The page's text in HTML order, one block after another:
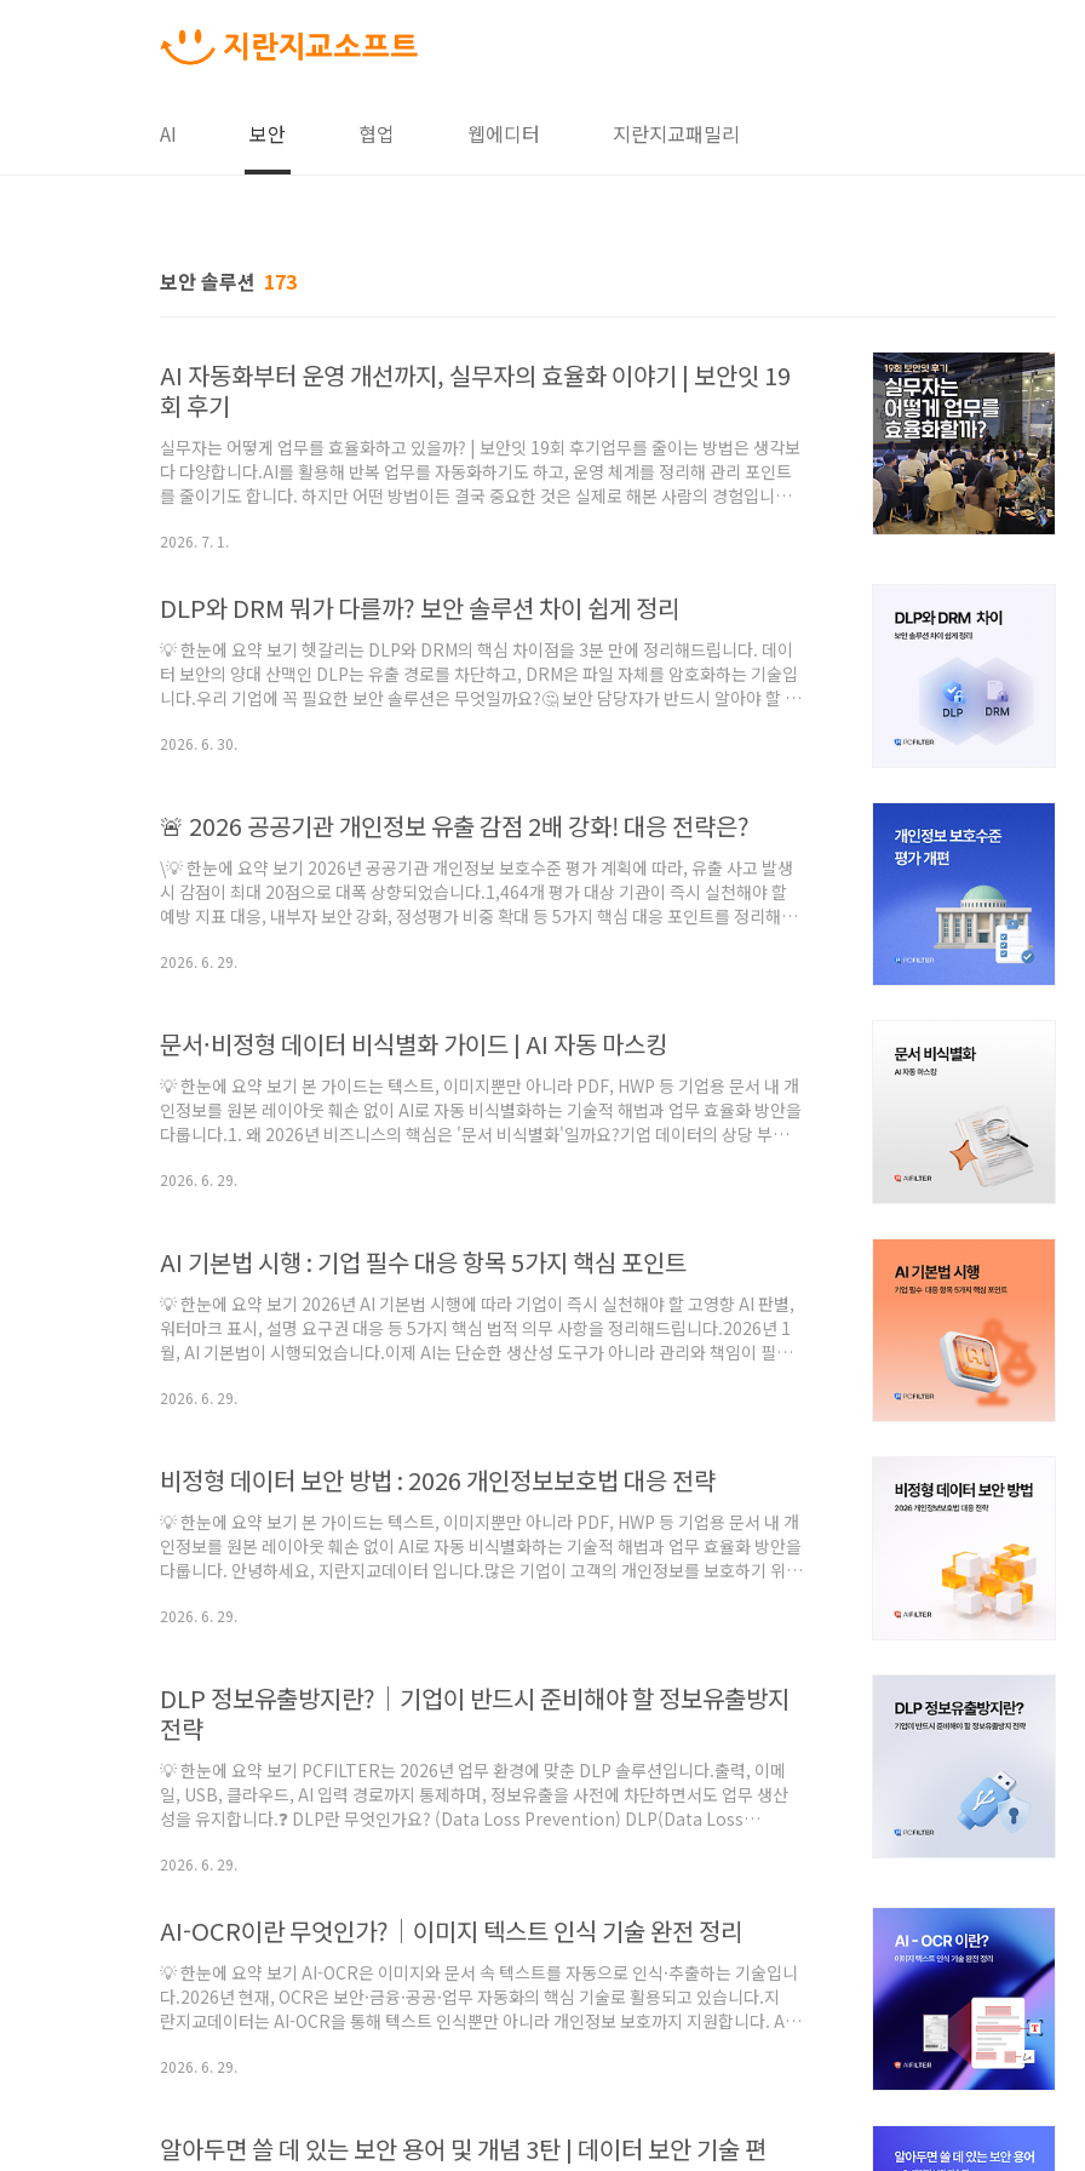
AI 보안 협업 웹에디터 지란지교패밀리
보안 솔루션 173
AI 자동화부터 운영 개선까지, 실무자의 효율화 이야기 | 보안잇 19
회 후기
실무자는 어떻게 업무를 효율화하고 있을까? | 보안잇 19회 후기업무를 줄이는 방법은 생각보
다 다양합니다.AI를 활용해 반복 업무를 자동화하기도 하고, 운영 체계를 정리해 관리 포인트
를 줄이기도 합니다. 하지만 어떤 방법이든 결국 중요한 것은 실제로 해본 사람의 경험입니다.
민과 시행착오를 나누고,서로의 경험을 통해 새로운 아이디어를 얻는 자리입니다. 이번 19회
을 함께 나눴습니다.반복 업무를 줄이기 위한 다양한 시도이번 모임에서는 AI를 활용해 반복
업무를 줄인 사례부터운영 체계를 표준화하며 효율을 높인 경험까지 다양한 이야기..
2026. 7. 1.
DLP와 DRM 뭐가 다를까? 보안 솔루션 차이 쉽게 정리
💡 한눈에 요약 보기 헷갈리는 DLP와 DRM의 핵심 차이점을 3분 만에 정리해드립니다. 데이
터 보안의 양대 산맥인 DLP는 유출 경로를 차단하고, DRM은 파일 자체를 암호화하는 기술입
니다.우리 기업에 꼭 필요한 보안 솔루션은 무엇일까요?🤔 보안 담당자가 반드시 알아야 할 핵
듣게 됩니다.“DLP랑 DRM이랑 뭐가 다른가요?”두 솔루션은 모두 데이터를 보호하는 보안 기
😉⠀⠀🔍 DLP란 무엇인가요?✔ DLP (Data Los..
2026. 6. 30.
🚨 2026 공공기관 개인정보 유출 감점 2배 강화! 대응 전략은?
\💡 한눈에 요약 보기 2026년 공공기관 개인정보 보호수준 평가 계획에 따라, 유출 사고 발생
시 감점이 최대 20점으로 대폭 상향되었습니다.1,464개 평가 대상 기관이 즉시 실천해야 할
예방 지표 대응, 내부자 보안 강화, 정성평가 비중 확대 등 5가지 핵심 대응 포인트를 정리해드
보보호위원회가 공공부문의 실질적인 보안 역량을 높이기 위한 새로운 평가 계획을 확정했습
를 적용하는 것이 이번 개편의 핵심입니다.이에 대응..
2026. 6. 29.
문서·비정형 데이터 비식별화 가이드 | AI 자동 마스킹
💡 한눈에 요약 보기 본 가이드는 텍스트, 이미지뿐만 아니라 PDF, HWP 등 기업용 문서 내 개
인정보를 원본 레이아웃 훼손 없이 AI로 자동 비식별화하는 기술적 해법과 업무 효율화 방안을
다룹니다.1. 왜 2026년 비즈니스의 핵심은 '문서 비식별화'일까요?기업 데이터의 상당 부분
주민번호가 혼재되어 있어 수작업으로는 완벽한 보안이 불가능합니다.⠀🛠️문서 비식별화의 3
유지되어야 합니다.③ 대량 처리 - ..
2026. 6. 29.
AI 기본법 시행 : 기업 필수 대응 항목 5가지 핵심 포인트
💡 한눈에 요약 보기 2026년 AI 기본법 시행에 따라 기업이 즉시 실천해야 할 고영향 AI 판별,
워터마크 표시, 설명 요구권 대응 등 5가지 핵심 법적 의무 사항을 정리해드립니다.2026년 1
월, AI 기본법이 시행되었습니다.이제 AI는 단순한 생산성 도구가 아니라 관리와 책임이 필요
니라, 기록/통제/설명 가능한 AI의 운영 체계를 구축하는 것이 주요 핵심 내용인데요.이에 'AI
산업 육성 및 신뢰 확보에 관한 법률)은 인..
2026. 6. 29.
비정형 데이터 보안 방법 : 2026 개인정보보호법 대응 전략
💡 한눈에 요약 보기 본 가이드는 텍스트, 이미지뿐만 아니라 PDF, HWP 등 기업용 문서 내 개
인정보를 원본 레이아웃 훼손 없이 AI로 자동 비식별화하는 기술적 해법과 업무 효율화 방안을
다룹니다. 안녕하세요, 지란지교데이터 입니다.많은 기업이 고객의 개인정보를 보호하기 위해
치고 있는 경우가 많습니다. 바로 이미지, PDF, 스캔 문서와 같은 비정형 데이터입니다.오늘은
하면 엑셀 파일이나 고객 관리 시스템(CRM)에 저장..
2026. 6. 29.
DLP 정보유출방지란?｜기업이 반드시 준비해야 할 정보유출방지
전략
💡 한눈에 요약 보기 PCFILTER는 2026년 업무 환경에 맞춘 DLP 솔루션입니다.출력, 이메
일, USB, 클라우드, AI 입력 경로까지 통제하며, 정보유출을 사전에 차단하면서도 업무 생산
성을 유지합니다.❓ DLP란 무엇인가요? (Data Loss Prevention) DLP(Data Loss
사전에 막는 보안 기술입니다.외부 공격을 막는 보안이 아닌, 업무 중 발생하는 데이터 이동 자
행위가 모두 DLP의 관리 대상이 됩니다.⠀⠀🔍 DLP는 무엇을, 어떻게 보호하나요?DLP는 데
이터가 어디에 저장돼 있는지..
2026. 6. 29.
AI-OCR이란 무엇인가?｜이미지 텍스트 인식 기술 완전 정리
💡 한눈에 요약 보기 AI-OCR은 이미지와 문서 속 텍스트를 자동으로 인식·추출하는 기술입니
다.2026년 현재, OCR은 보안·금융·공공·업무 자동화의 핵심 기술로 활용되고 있습니다.지
란지교데이터는 AI-OCR을 통해 텍스트 인식뿐만 아니라 개인정보 보호까지 지원합니다. AI-
보안 솔루션 적용까지 한 번에 정리했습니다.⠀❓ AI-OCR이란 무엇인가요?AI-OCR은 이미지·
AI-OCR은 크게 2단계 과정을 거쳐 동작합니다.①..
2026. 6. 29.
알아두면 쓸 데 있는 보안 용어 및 개념 3탄 | 데이터 보안 기술 편